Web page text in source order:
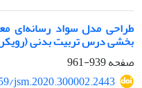
طراحی مدل سواد رسانه‌ای
بخشی درس تربیت بدنی
صفحه939-961
jsm.2020.300002.2443